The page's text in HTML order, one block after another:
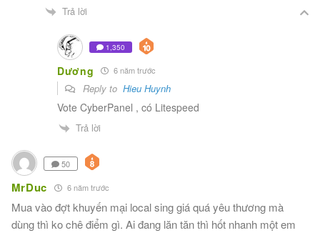
Trả lời
1,350
Dương 6 năm trước
Reply to Hieu Huynh
Vote CyberPanel , có Litespeed
Trả lời
50
MrDuc 6 năm trước
Mua vào đợt khuyến mại local sing giá quá yêu thương mà
dùng thì ko chê điểm gì. Ai đang lăn tăn thì hốt nhanh một em